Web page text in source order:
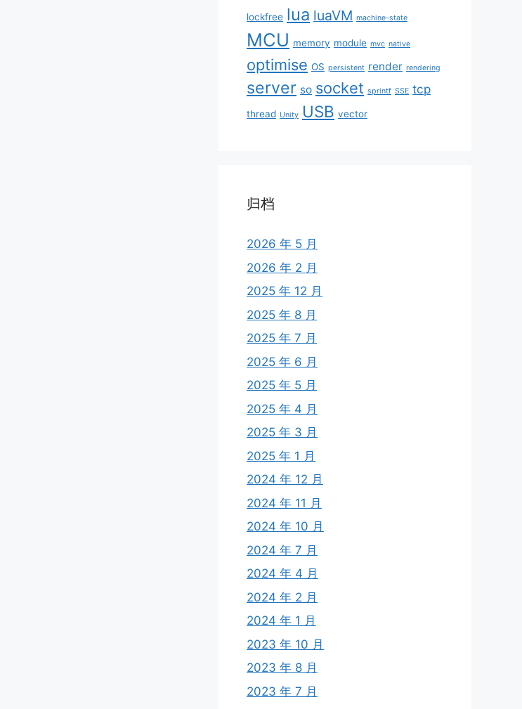
lockfree lua luaVM machine-state
MCU memory module mvc native
optimise OS persistent render rendering
server so socket sprintf SSE tcp
thread Unity USB vector
归档
2026 年 5 月
2026 年 2 月
2025 年 12 月
2025 年 8 月
2025 年 7 月
2025 年 6 月
2025 年 5 月
2025 年 4 月
2025 年 3 月
2025 年 1 月
2024 年 12 月
2024 年 11 月
2024 年 10 月
2024 年 7 月
2024 年 4 月
2024 年 2 月
2024 年 1 月
2023 年 10 月
2023 年 8 月
2023 年 7 月